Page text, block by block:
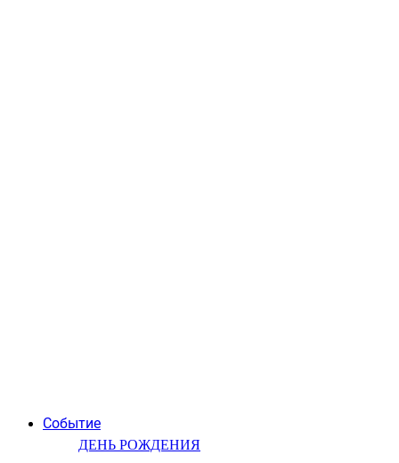
Событие
ДЕНЬ РОЖДЕНИЯ